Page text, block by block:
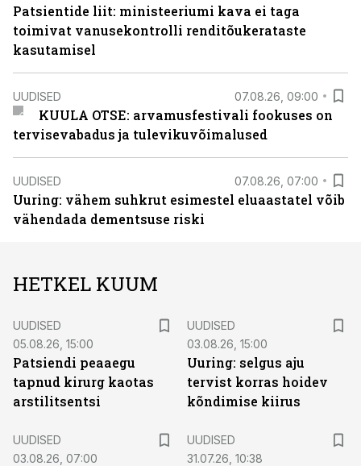
Patsientide liit: ministeeriumi kava ei taga
toimivat vanusekontrolli renditõukerataste
kasutamisel
UUDISED 07.08.26, 09:00
KUULA OTSE: arvamusfestivali fookuses on
tervisevabadus ja tulevikuvõimalused
UUDISED 07.08.26, 07:00
Uuring: vähem suhkrut esimestel eluaastatel võib
vähendada dementsuse riski
HETKEL KUUM
UUDISED
05.08.26, 15:00
Patsiendi peaaegu
tapnud kirurg kaotas
arstilitsentsi
UUDISED
03.08.26, 15:00
Uuring: selgus aju
tervist korras hoidev
kõndimise kiirus
UUDISED
03.08.26, 07:00
UUDISED
31.07.26, 10:38